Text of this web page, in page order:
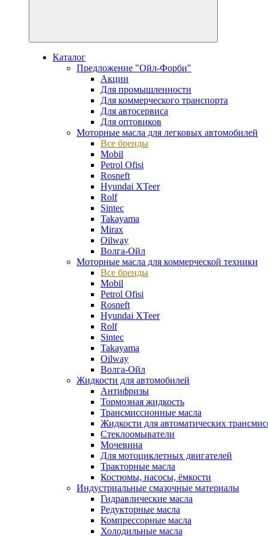
Каталог
Предложение "Ойл-Форби"
Акции
Для промышленности
Для коммерческого транспорта
Для автосервиса
Для оптовиков
Моторные масла для легковых автомобилей
Все бренды
Mobil
Petrol Ofisi
Rosneft
Hyundai XTeer
Rolf
Sintec
Takayama
Mirax
Oilway
Волга-Ойл
Моторные масла для коммерческой техники
Все бренды
Mobil
Petrol Ofisi
Rosneft
Hyundai XTeer
Rolf
Sintec
Takayama
Oilway
Волга-Ойл
Жидкости для автомобилей
Антифризы
Тормозная жидкость
Трансмиссионные масла
Жидкости для автоматических
Стеклоомыватели
Мочевина
Для мотоциклетных двигателей
Тракторные масла
Костюмы, насосы, ёмкости
Индустриальные смазочные материалы
Гидравлические масла
Редукторные масла
Компрессорные масла
Холодильные масла